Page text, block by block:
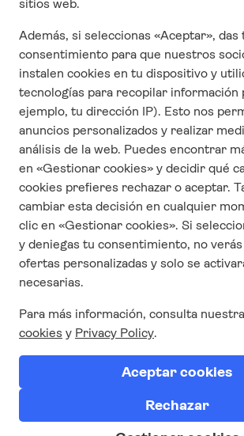
Seguros
Cuestonario de satisfacción
CONTACTO
Quienes Somos
Responsabilidad Social Corporativa
Condiciones y términos de uso
SÍGUENOS EN REDES
SUSCRÍBETE AQUÍ A
Suscríbete